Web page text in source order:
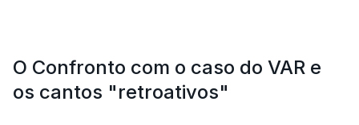
O Confronto com o caso do VAR e
os cantos "retroativos"